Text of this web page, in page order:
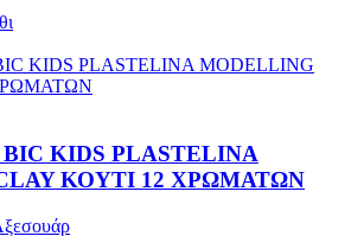
KIDS PLASTELINA
ΚΟΥΤΙ 12 ΧΡΩΜΑΤΩΝ